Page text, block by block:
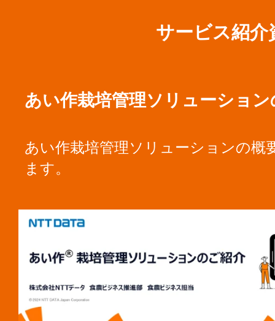
サービス紹介
あい作栽培管理ソリューショ
あい作栽培管理ソリューションの概
ます。